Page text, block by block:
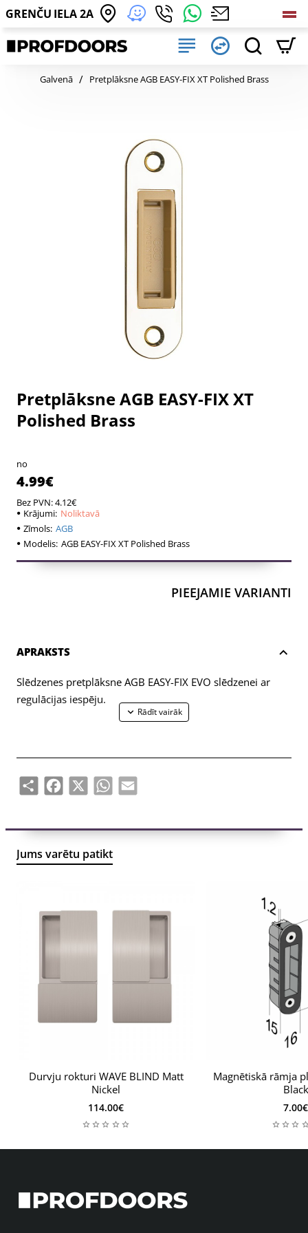
GRENČU IELA 2A
GalvenāhomePretplāksne AGB EASY-FIX XT Polished Brass
Noliktavā
Noliktavā
Pretplāksne AGB EASY-FIX XT
Polished Brass
no
4.99€
Bez PVN: 4.12€
Krājumi: Noliktavā
Zīmols: AGB
Modelis: AGB EASY-FIX XT Polished Brass
PIEEJAMIE VARIANTI
APRAKSTS
Slēdzenes pretplāksne AGB EASY-FIX EVO slēdzenei ar
regulācijas iespēju.
Share Facebook
X WhatsApp
Email
Jums varētu patikt
Durvju rokturi WAVE BLIND Matt
Nickel
114.00€
Magnētiskā rāmja
Black
7.00€